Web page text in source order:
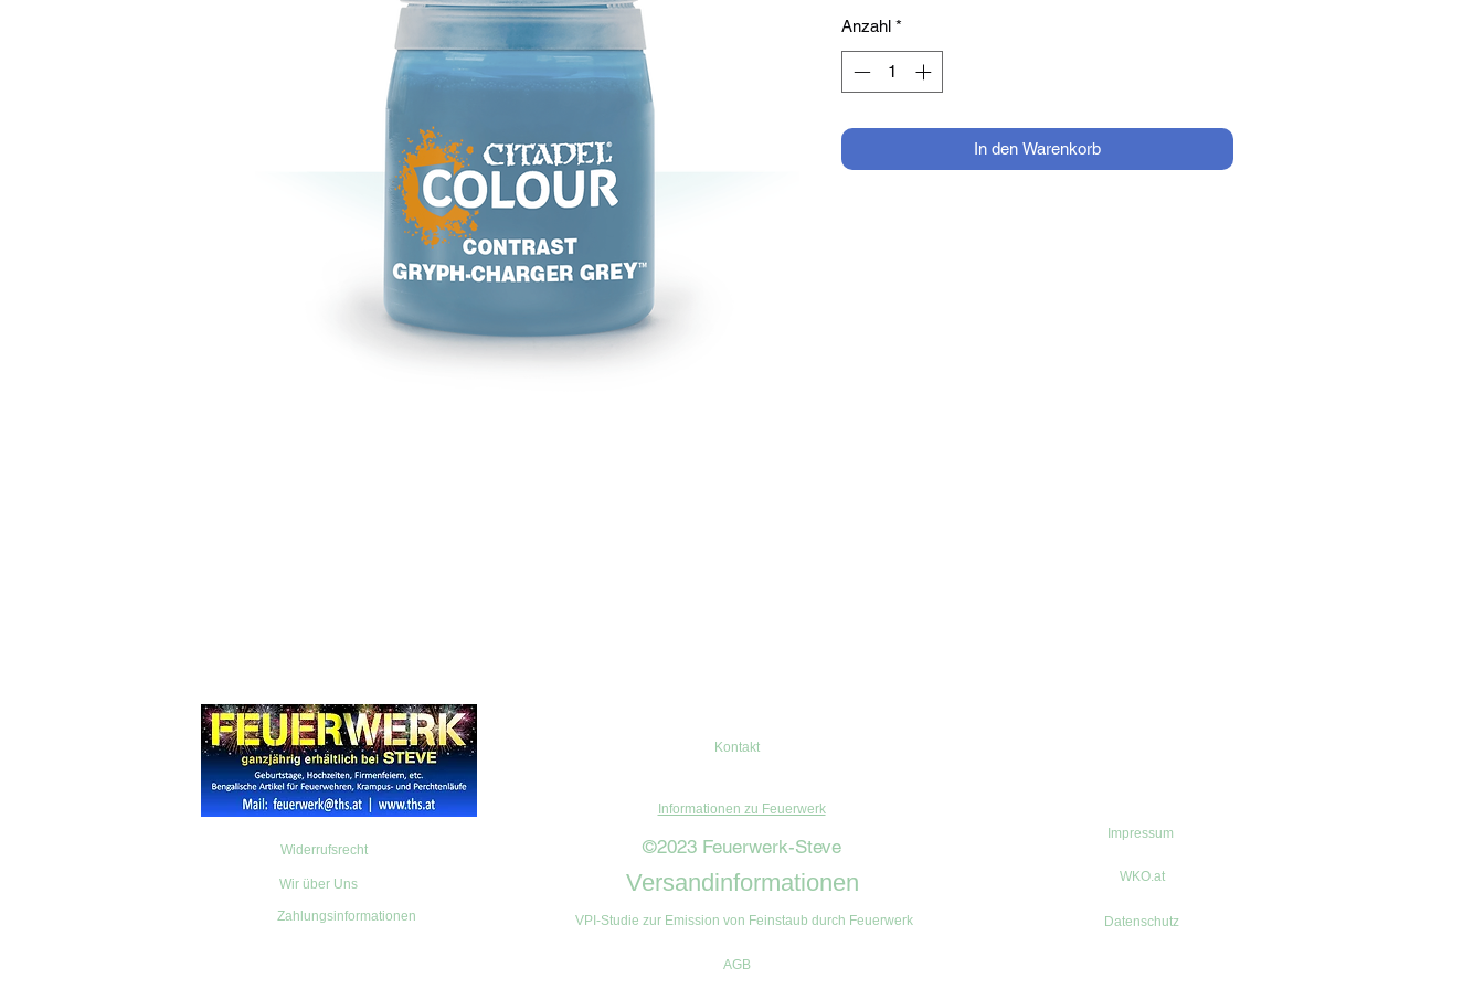
Anzahl *
In den Warenkorb
Widerrufsrecht
Wir über Uns
Zahlungsinformationen
Kontakt
Informationen zu Feuerwerk
©2023 Feuerwerk-Steve
Versandinformationen
VPI-Studie zur Emission von Feinstaub durch Feuerwerk
AGB
Impressum
WKO.at
Datenschutz